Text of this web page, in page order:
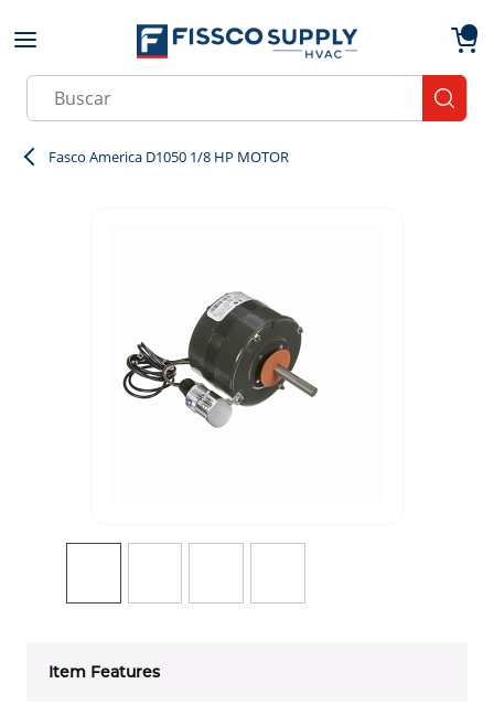
Skip to main content
Site Search
Fasco America D1050 1/8 HP MOTOR
Item Features